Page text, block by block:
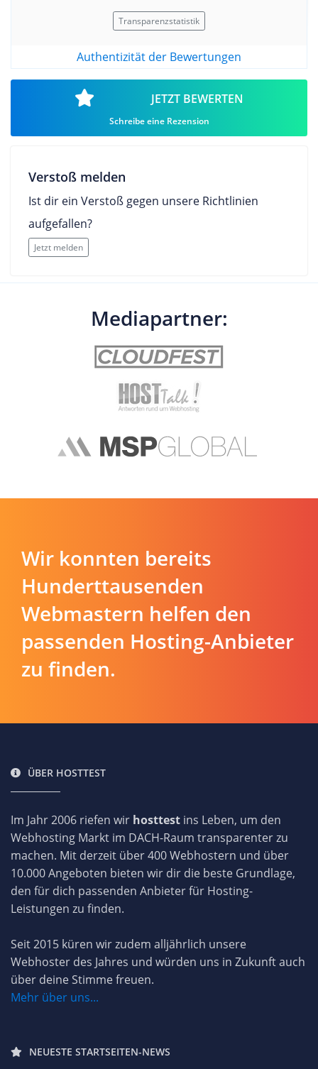
Transparenzstatistik
Authentizität der Bewertungen
JETZT BEWERTEN
Schreibe eine Rezension
Verstoß melden
Ist dir ein Verstoß gegen unsere Richtlinien
aufgefallen?
Jetzt melden
Mediapartner:
Wir konnten bereits
Hunderttausenden
Webmastern helfen den
passenden Hosting-Anbieter
zu finden.
ÜBER HOSTTEST
Im Jahr 2006 riefen wir hosttest ins Leben, um den
Webhosting Markt im DACH-Raum transparenter zu
machen. Mit derzeit über 400 Webhostern und über
10.000 Angeboten bieten wir dir die beste Grundlage,
den für dich passenden Anbieter für Hosting-
Leistungen zu finden.
Seit 2015 küren wir zudem alljährlich unsere
Webhoster des Jahres und würden uns in Zukunft auch
über deine Stimme freuen.
Mehr über uns...
NEUESTE STARTSEITEN-NEWS